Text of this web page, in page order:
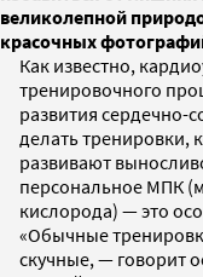
великолепной
красочных
Как известно,
тренировочного
развития сердечно-
делать
развивают
персональное МПК
кислорода) — это
«Обычные
скучные, — говорит